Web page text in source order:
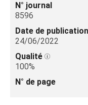
N° journal
8596
Date de publication
24/06/2022
Qualité
100%
N° de page